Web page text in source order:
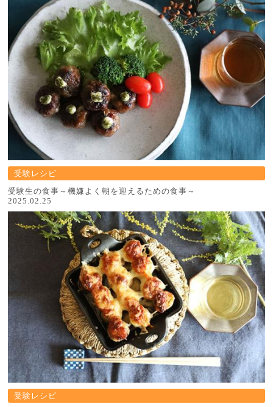
受験レシピ
受験生の食事～機嫌よく朝を迎えるための食事～
2025.02.25
受験レシピ